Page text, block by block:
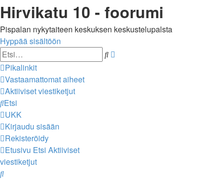
Hirvikatu 10 - foorumi
Pispalan nykytaiteen keskuksen keskustelupalsta
Hyppää sisältöön
Etsi
Pikalinkit
Vastaamattomat aiheet
Aktiiviset viestiketjut
Etsi
UKK
Kirjaudu sisään
Rekisteröidy
Etusivu Etsi Aktiiviset
viestiketjut
Etsi